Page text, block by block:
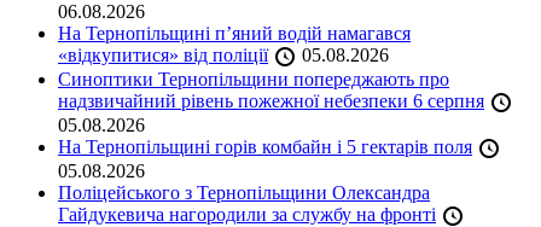
06.08.2026
На Тернопільщині п’яний водій намагався
«відкупитися» від поліції
05.08.2026
Синоптики Тернопільщини попереджають про
надзвичайний рівень пожежної небезпеки 6 серпня
05.08.2026
На Тернопільщині горів комбайн і 5 гектарів поля
05.08.2026
Поліцейського з Тернопільщини Олександра
Гайдукевича нагородили за службу на фронті